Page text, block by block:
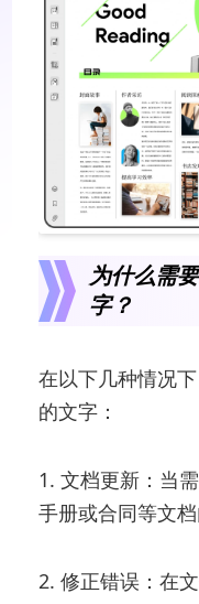
为什么需
字？
在以下几种情况
的文字：
1. 文档更新：当
手册或合同等文档
2. 修正错误：在